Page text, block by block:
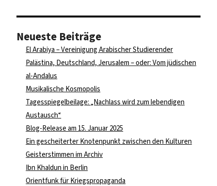
Neueste Beiträge
El Arabiya – Vereinigung Arabischer Studierender
Palästina, Deutschland, Jerusalem – oder: Vom jüdischen
al-Andalus
Musikalische Kosmopolis
Tagesspiegelbeilage: „Nachlass wird zum lebendigen
Austausch“
Blog-Release am 15. Januar 2025
Ein gescheiterter Knotenpunkt zwischen den Kulturen
Geisterstimmen im Archiv
Ibn Khaldun in Berlin
Orientfunk für Kriegspropaganda